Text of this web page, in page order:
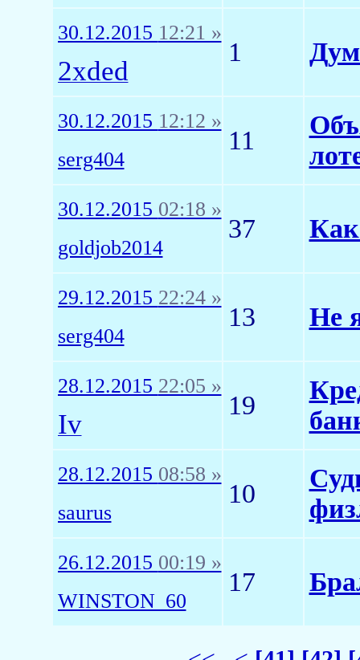
30.12.2015 12:21 »
2xded
1
30.12.2015 12:12 »
serg404
11
30.12.2015 02:18 »
goldjob2014
37
29.12.2015 22:24 »
serg404
13 Не
28.12.2015 22:05 »
Iv
19
28.12.2015 08:58 »
saurus
10
26.12.2015 00:19 »
WINSTON_60
17